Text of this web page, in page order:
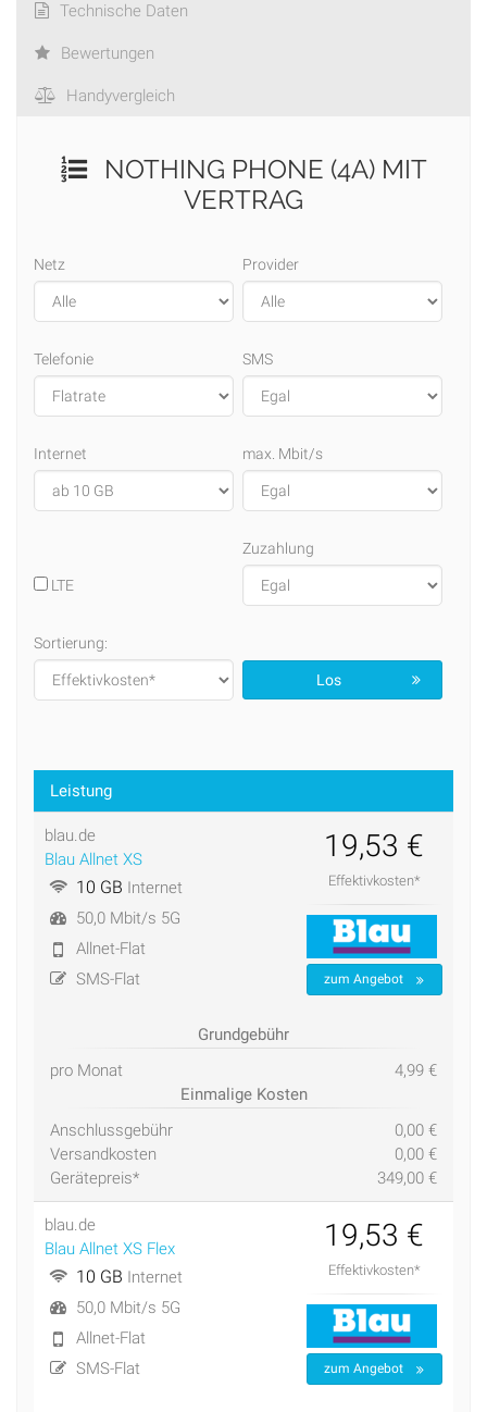
Technische Daten
Bewertungen
Handyvergleich
NOTHING PHONE (4A) MIT
VERTRAG
Netz Provider
Telefonie SMS
Internet max. Mbit/s
LTE
Zuzahlung
Sortierung:
Los
Leistung
blau.de
Blau Allnet XS
10 GB Internet
50,0 Mbit/s 5G
Allnet-Flat
SMS-Flat
19,53 €
Effektivkosten*
zum Angebot
Grundgebühr
pro Monat
4,99 €
Einmalige Kosten
Anschlussgebühr
0,00 €
Versandkosten
0,00 €
Gerätepreis*
349,00 €
blau.de
Blau Allnet XS Flex
10 GB Internet
50,0 Mbit/s 5G
Allnet-Flat
SMS-Flat
19,53 €
Effektivkosten*
zum Angebot